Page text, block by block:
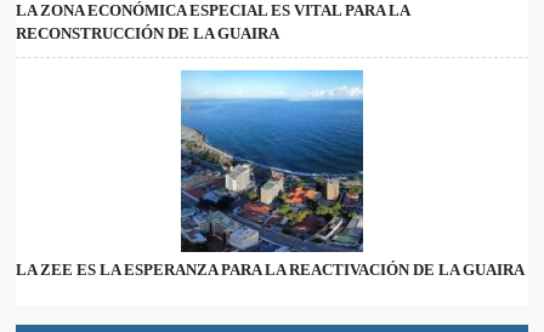
LA ZONA ECONÓMICA ESPECIAL ES VITAL PARA LA
RECONSTRUCCIÓN DE LA GUAIRA
LA ZEE ES LA ESPERANZA PARA LA REACTIVACIÓN DE LA GUAIRA